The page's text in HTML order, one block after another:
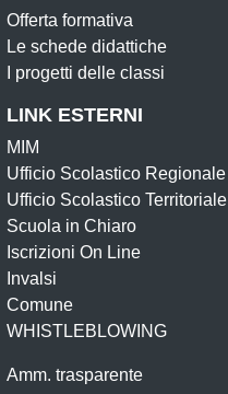
Offerta formativa
Le schede didattiche
I progetti delle classi
LINK ESTERNI
MIM
Ufficio Scolastico Regionale
Ufficio Scolastico Territoriale
Scuola in Chiaro
Iscrizioni On Line
Invalsi
Comune
WHISTLEBLOWING
Amm. trasparente